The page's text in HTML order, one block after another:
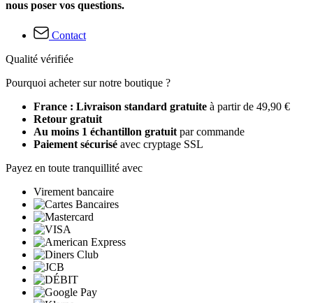
nous poser vos questions.
Contact
Qualité vérifiée
Pourquoi acheter sur notre boutique ?
France : Livraison standard gratuite à partir de 49,90 €
Retour gratuit
Au moins 1 échantillon gratuit par commande
Paiement sécurisé avec cryptage SSL
Payez en toute tranquillité avec
Virement bancaire